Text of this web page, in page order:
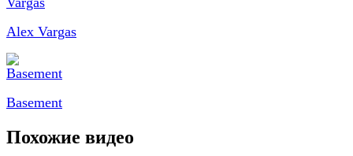
Alex Vargas
Basement
Похожие видео